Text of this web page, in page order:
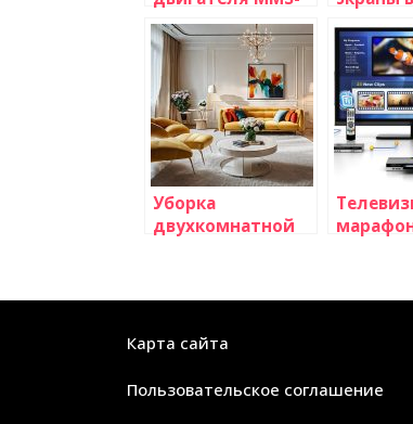
100
зачем
и кто их
Уборка
двухкомнатной
профессиональный
компании Альфа-
акции
Карта сайта
Пользовательское соглашение